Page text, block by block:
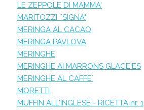
LE ZEPPOLE DI MAMMA'
MARITOZZI ``SIGNA"
MERINGA AL CACAO
MERINGA PAVLOVA
MERINGHE
MERINGHE AI MARRONS GLACE'ES
MERINGHE AL CAFFE`
MORETTI
MUFFIN ALL'INGLESE - RICETTA nr. 1